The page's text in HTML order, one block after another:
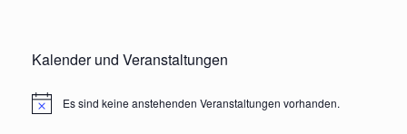
Kalender und Veranstaltungen
HinweisEs sind keine anstehenden Veranstaltungen vorhanden.